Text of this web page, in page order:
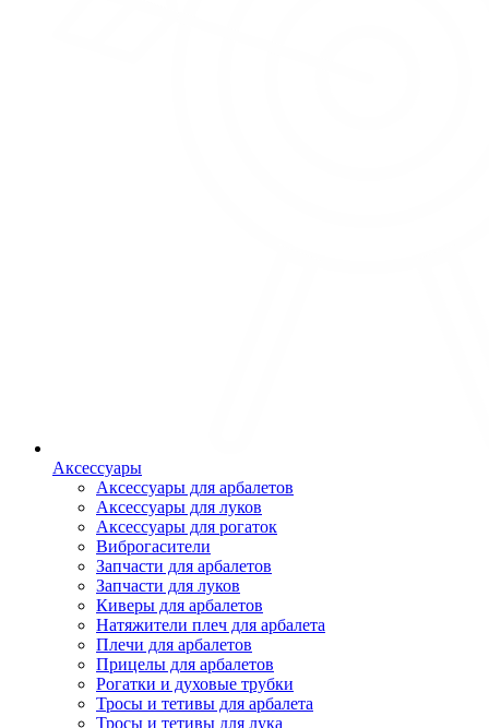
Аксессуары
Аксессуары для арбалетов
Аксессуары для луков
Аксессуары для рогаток
Виброгасители
Запчасти для арбалетов
Запчасти для луков
Киверы для арбалетов
Натяжители плеч для арбалета
Плечи для арбалетов
Прицелы для арбалетов
Рогатки и духовые трубки
Тросы и тетивы для арбалета
Тросы и тетивы для лука